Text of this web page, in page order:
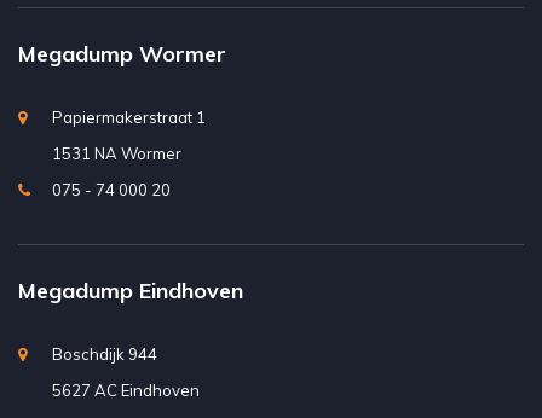
Megadump Wormer
Papiermakerstraat 1
1531 NA Wormer
075 - 74 000 20
Megadump Eindhoven
Boschdijk 944
5627 AC Eindhoven